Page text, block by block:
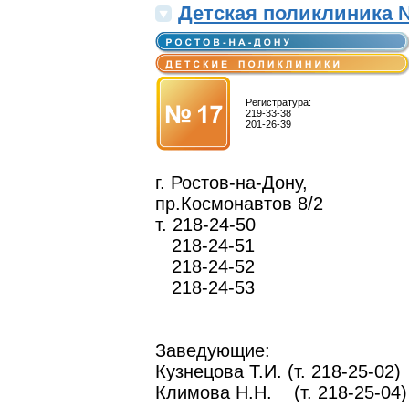
Детская поликлиника
Регистратура:
219-33-38
201-26-39
г. Ростов-на-Дону,
пр.Космонавтов 8/2
т. 218-24-50
218-24-51
218-24-52
218-24-53
Заведующие:
Кузнецова Т.И. (т. 218-25-02)
Климова Н.Н. (т. 218-25-04)